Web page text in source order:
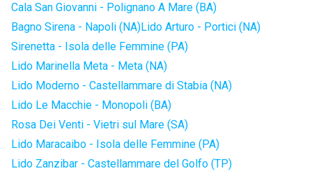
Cala San Giovanni - Polignano A Mare (BA)
Bagno Sirena - Napoli (NA)Lido Arturo - Portici (NA)
Sirenetta - Isola delle Femmine (PA)
Lido Marinella Meta - Meta (NA)
Lido Moderno - Castellammare di Stabia (NA)
Lido Le Macchie - Monopoli (BA)
Rosa Dei Venti - Vietri sul Mare (SA)
Lido Maracaibo - Isola delle Femmine (PA)
Lido Zanzibar - Castellammare del Golfo (TP)